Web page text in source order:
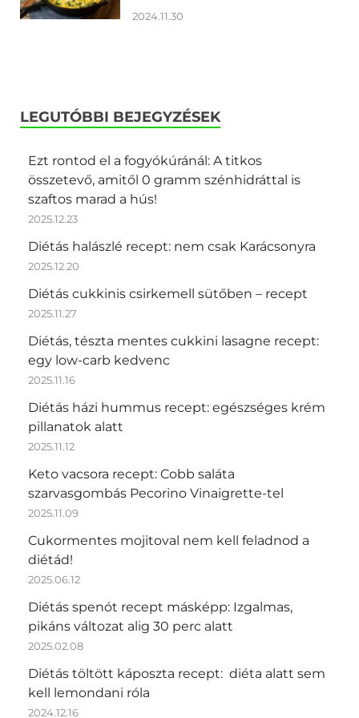
2024.11.30
LEGUTÓBBI BEJEGYZÉSEK
Ezt rontod el a fogyókúránál: A titkos
összetevő, amitől 0 gramm szénhidráttal is
szaftos marad a hús!
2025.12.23
Diétás halászlé recept: nem csak Karácsonyra
2025.12.20
Diétás cukkinis csirkemell sütőben – recept
2025.11.27
Diétás, tészta mentes cukkini lasagne recept:
egy low-carb kedvenc
2025.11.16
Diétás házi hummus recept: egészséges krém
pillanatok alatt
2025.11.12
Keto vacsora recept: Cobb saláta
szarvasgombás Pecorino Vinaigrette-tel
2025.11.09
Cukormentes mojitoval nem kell feladnod a
diétád!
2025.06.12
Diétás spenót recept másképp: Izgalmas,
pikáns változat alig 30 perc alatt
2025.02.08
Diétás töltött káposzta recept: diéta alatt sem
kell lemondani róla
2024.12.16